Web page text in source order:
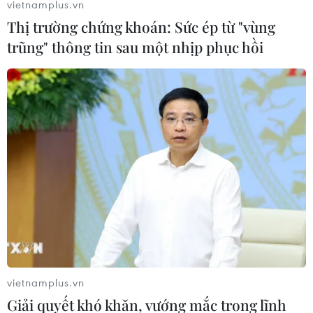
Xét xử vụ án cố ý làm trái tại Navibank:
Các bị cáo nói lời sau cùng
16/03/2018 12:09
Nói lời sau cùng, các bị cáo đều trình bày hoàn cảnh,
quá trình công tác, khẳng định mình không phạm tội,
không tư lợi và mong Hội đồng xét xử xem xét.
vietnamplus.vn
Thị trường chứng khoán: Sức ép từ "vùng
trũng" thông tin sau một nhịp phục hồi
vietnamplus.vn
Giải quyết khó khăn, vướng mắc trong lĩnh